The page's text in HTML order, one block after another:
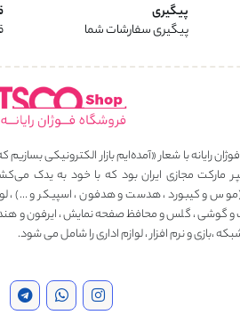
پیگیری
پیگیری سفارشات شما
رایانه با شعار «آمده‌ایم بازار الکترونیکی
مارکت مجازی ایران بود که با خود به یدک
و کیبورد ، هدست و هدفون ، اسپیکر و …) ،
و گوشی ، گلس و محافظ صفحه نمایش ، ایرفون و
،بازی و نرم افزار ، لوازم اداری را شامل می شود.